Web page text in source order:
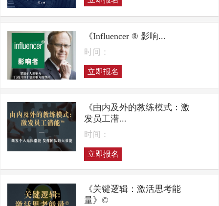
《Influencer ® 影响...
时间：
立即报名
《由内及外的教练模式：激
发员工潜...
时间：
立即报名
《关键逻辑：激活思考能
量》©